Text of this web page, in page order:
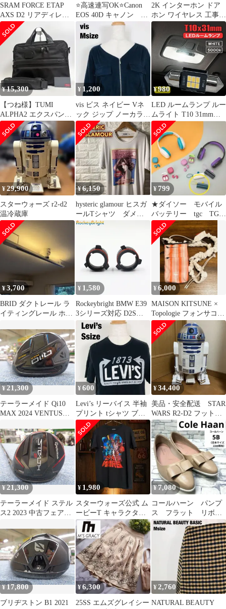
SRAM FORCE ETAP
AXS D2 リアディレイ
ラー
⭐️高速連写OK⭐️Canon
EOS 40D キャノン デ
ジタル一眼レフ
2K インターホン ドア
ホン ワイヤレス 工事不
要 カメラ付き 無線接続
¥15,300
【つね様】TUMI
ALPHA2 エクスパンダ
ブル 2way ブリーフケ
ース
¥ 1,200
vis ビス ネイビー Vネ
ック ジップ ノーカラー
ジャケット D2
¥980
LED ルームランプ ルー
ムライト T10 31mm
12V 24V 汎用 高輝度
LEDバルブ ホワイト
5000K 1個 室内灯 ラゲ
ッジ カーテシ 内装 カ
スタム パーツ
¥29,900
スターウォーズ r2-d2
温冷蔵庫
¥6,150
hysteric glamour ヒスガ
ールTシャツ ダメー
ジ加工
¥799
★ダイソー モバイル
バッテリー tgc TGC
コラボ ブルーグレー
x イエロー
¥3,700
BRID ダクトレール ラ
イティングレール ホワ
¥ 1,580
Rockeybright BMW E39
3シリーズ対応 D2S
D2R HIDキセノンバル
ブホルダーアダプター
12V
¥6,000
MAISON KITSUNE ×
Topologie フォンサコッ
シュ
¥21,300
テーラーメイド Qi10
MAX 2024 VENTUS
ーティリティー 500032
¥600
Levi’s リーバイス 半袖
プリント tシャツ ブラ
ック D2
¥34,400
美品・安全配送 STAR
WARS R2-D2 フットペ
ダル ダストボックス
¥21,300
テーラーメイド ステル
ス2 2023 中古フェアウ
¥ 1,980
スターウォーズ公式 ム
ービーT キャラクター
ブラック 古着
¥7,080
コールハーン パンプ
ス フラット リボ
ン ポインテッドト
ゥ ベージュ レザー
¥17,800
ブリヂストン B1 2021
¥6,300
25SS エムズグレイシー
¥2,760
NATURAL BEAUTY